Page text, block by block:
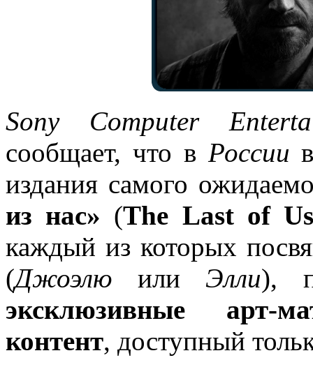
Sony Computer
сообщает, что в России
издания самого
из нас» (The Last of
каждый из которых
(Джоэлю или Элли),
эксклюзивные арт-
контент, доступный